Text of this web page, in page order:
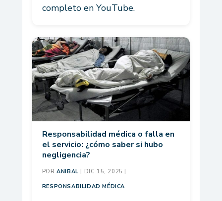
completo en YouTube.
Responsabilidad médica o falla en
el servicio: ¿cómo saber si hubo
negligencia?
PORANIBAL DIC 15, 2025
RESPONSABILIDAD MÉDICA